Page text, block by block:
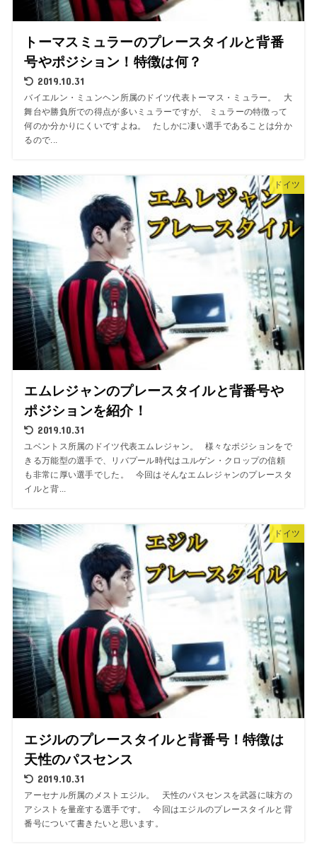
トーマスミュラーのプレースタイルと背番
号やポジション！特徴は何？
2019.10.31
バイエルン・ミュンヘン所属のドイツ代表トーマス・ミュラー。 大
舞台や勝負所での得点が多いミュラーですが、 ミュラーの特徴って
何のか分かりにくいですよね。 たしかに凄い選手であることは分か
るので...
ドイツ
エムレジャンのプレースタイルと背番号や
ポジションを紹介！
2019.10.31
ユベントス所属のドイツ代表エムレジャン。 様々なポジションをで
きる万能型の選手で、リバプール時代はユルゲン・クロップの信頼
も非常に厚い選手でした。 今回はそんなエムレジャンのプレースタ
イルと背...
ドイツ
エジルのプレースタイルと背番号！特徴は
天性のパスセンス
2019.10.31
アーセナル所属のメストエジル。 天性のパスセンスを武器に味方の
アシストを量産する選手です。 今回はエジルのプレースタイルと背
番号について書きたいと思います。